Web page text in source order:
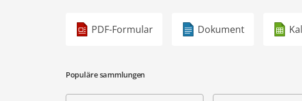
PDF-Formular Dokument
Populäre sammlungen